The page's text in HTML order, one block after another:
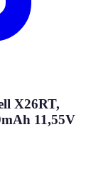
X26RT,
11,55V